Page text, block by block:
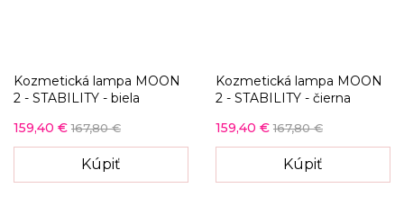
Kozmetická lampa MOON
2 - STABILITY - biela
159,40 € 167,80 €
Kúpiť
Kozmetická lampa MOON
2 - STABILITY - čierna
159,40 € 167,80 €
Kúpiť